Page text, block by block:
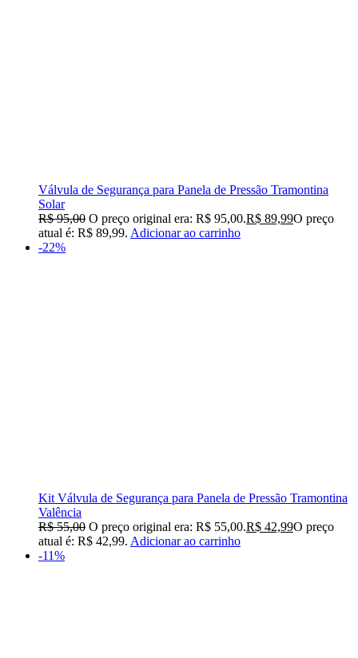
Válvula de Segurança para Panela de Pressão Tramontina
Solar
R$95,00 O preço original era: R$ 95,00.R$ 89,99O preço
atual é: R$ 89,99. Adicionar ao carrinho
-22%
Kit Válvula de Segurança para Panela de Pressão Tramontina
Valência
R$55,00 O preço original era: R$ 55,00.R$ 42,99O preço
atual é: R$ 42,99. Adicionar ao carrinho
-11%